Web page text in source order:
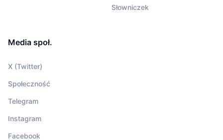
Słowniczek
Media społ.
X (Twitter)
Społeczność
Telegram
Instagram
Facebook